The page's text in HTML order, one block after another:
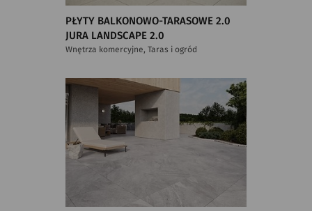
PŁYTY BALKONOWO-TARASOWE 2.0
JURA LANDSCAPE 2.0
Wnętrza komercyjne, Taras i ogród